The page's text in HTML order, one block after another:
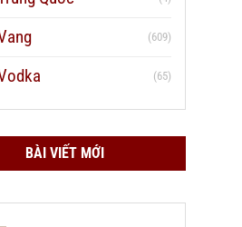
(609)
(65)
BÀI VIẾT MỚI